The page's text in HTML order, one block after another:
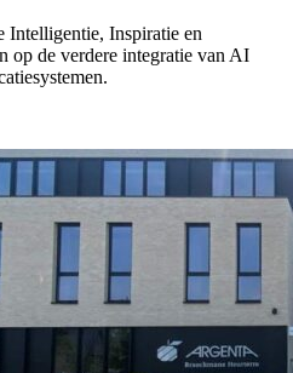
Inspiratie en
op de verdere integratie van AI